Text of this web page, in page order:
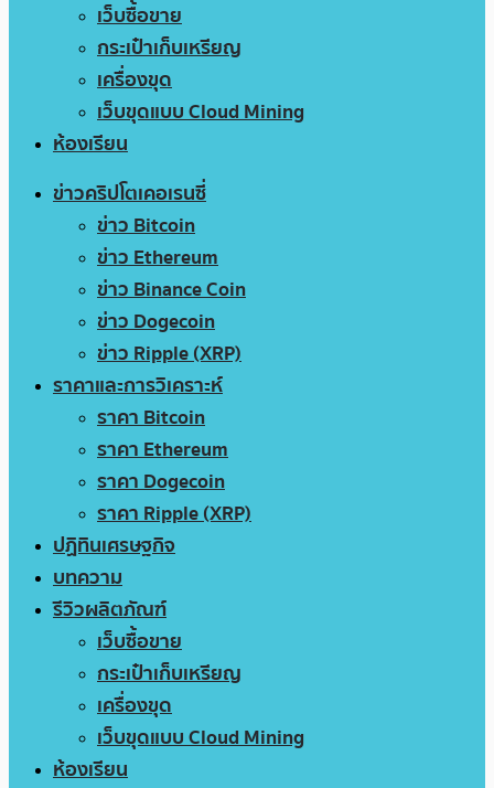
เว็บซื้อขาย
กระเป๋าเก็บเหรียญ
เครื่องขุด
เว็บขุดแบบ Cloud Mining
ห้องเรียน
ข่าวคริปโตเคอเรนซี่
ข่าว Bitcoin
ข่าว Ethereum
ข่าว Binance Coin
ข่าว Dogecoin
ข่าว Ripple (XRP)
ราคาและการวิเคราะห์
ราคา Bitcoin
ราคา Ethereum
ราคา Dogecoin
ราคา Ripple (XRP)
ปฏิทินเศรษฐกิจ
บทความ
รีวิวผลิตภัณฑ์
เว็บซื้อขาย
กระเป๋าเก็บเหรียญ
เครื่องขุด
เว็บขุดแบบ Cloud Mining
ห้องเรียน